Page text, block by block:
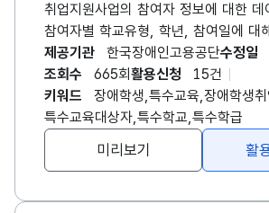
취업지원사업의 참여자 정보에 대한 데
참여자별 학교유형, 학년, 참여일에 대
있습니다. 장애학생 취업지원 사업은
~3학년, 전공과에 재학중인 장애학생을
개별욕구 및 능력에 맞는 맞춤형 취업지
제공하여 졸업 후 취업을 통한 사회진출
사업입니다. 해당 사업에 대한 상세 정보
한국장애인고용공단 대표홈페이지
고용알선-장애학생 취업지원 사업)
제공기관 한국장애인고용공단수정일
조회수
665회 활용신청
15건
키워드
장애학생,특수교육,장애학생
특수교육대상자,특수학교,특수학급
미리보기 활